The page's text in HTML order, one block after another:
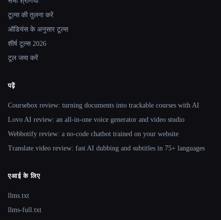
टूल्स की तुलना करें
ऑडियंस के अनुसार टूल्स
शीर्ष टूल्स 2026
टूल जमा करें
पढ़ें
Coursebox review: turning documents into trackable courses with AI
Lovo AI review: an all-in-one voice generator and video studio
Webbotify review: a no-code chatbot trained on your website
Translate.video review: fast AI dubbing and subtitles in 75+ languages
एआई के लिए
llms.txt
llms-full.txt